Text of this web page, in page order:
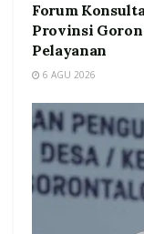
Forum
Provinsi
Pelayanan
6 AGU 2026